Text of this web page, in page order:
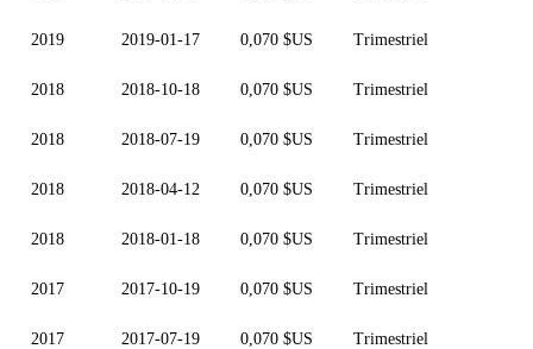
2019 2019-01-17 0,070 $US Trimestriel
2018 2018-10-18 0,070 $US Trimestriel
2018 2018-07-19 0,070 $US Trimestriel
2018 2018-04-12 0,070 $US Trimestriel
2018 2018-01-18 0,070 $US Trimestriel
2017 2017-10-19 0,070 $US Trimestriel
2017 2017-07-19 0,070 $US Trimestriel